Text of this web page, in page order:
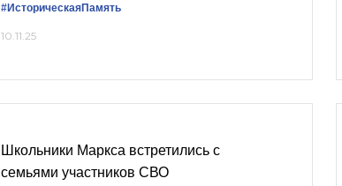
#ИсторическаяПамять
10.11.25
Школьники Маркса встретились с
семьями участников СВО